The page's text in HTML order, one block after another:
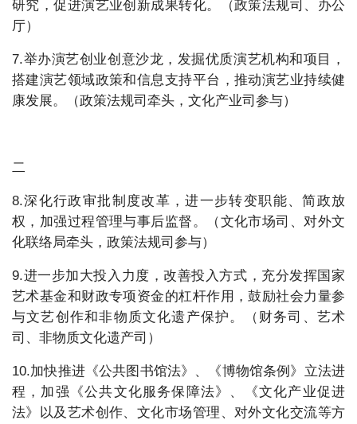
研究，促进演艺业创新成果转化。（政策法规司、办公
厅）
7.举办演艺创业创意沙龙，发掘优质演艺机构和项目，
搭建演艺领域政策和信息支持平台，推动演艺业持续健
康发展。（政策法规司牵头，文化产业司参与）
二
8.深化行政审批制度改革，进一步转变职能、简政放
权，加强过程管理与事后监督。（文化市场司、对外文
化联络局牵头，政策法规司参与）
9.进一步加大投入力度，改善投入方式，充分发挥国家
艺术基金和财政专项资金的杠杆作用，鼓励社会力量参
与文艺创作和非物质文化遗产保护。（财务司、艺术
司、非物质文化遗产司）
10.加快推进《公共图书馆法》、《博物馆条例》立法进
程，加强《公共文化服务保障法》、《文化产业促进
法》以及艺术创作、文化市场管理、对外文化交流等方